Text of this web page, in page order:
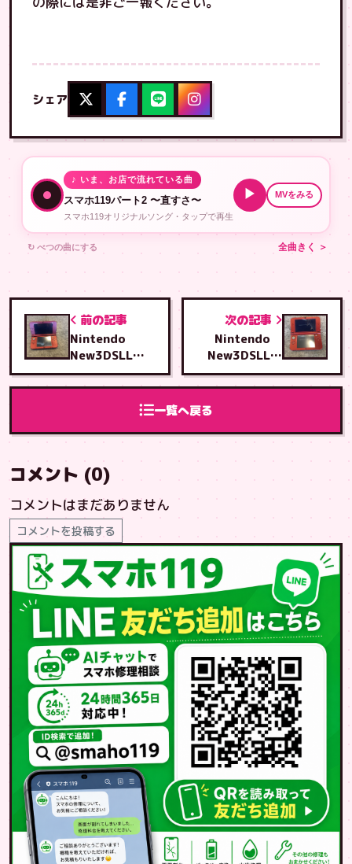
シェア
♪ いま、お店で流れている曲
スマホ119パート2 〜直すさ〜
スマホ119オリジナルソング・タップで再生
▶ MVをみる
↻ べつの曲にする 全曲きく ＞
前の記事
Nintendo
New3DSLL
タッチパネル交
換修理
一覧へ戻る
次の記事
Nintendo
New3DSLL
ホームボタン交
換修理
コメント (0)
コメントはまだありません
コメントを投稿する